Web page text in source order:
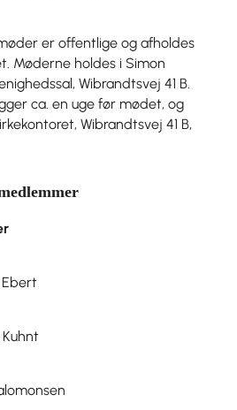
er offentlige og afholdes
Møderne holdes i Simon
Wibrandtsvej 41 B.
ca. en uge før mødet, og
Wibrandtsvej 41 B,